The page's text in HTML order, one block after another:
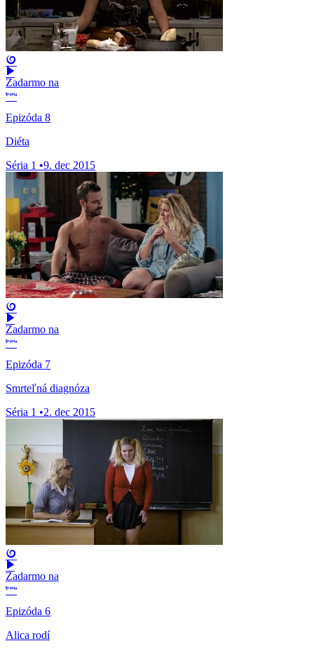
Zadarmo na
Epizóda 8
Diéta
Séria 1 •9. dec 2015
Zadarmo na
Epizóda 7
Smrteľná diagnóza
Séria 1 •2. dec 2015
Zadarmo na
Epizóda 6
Alica rodí